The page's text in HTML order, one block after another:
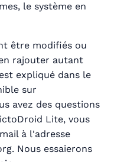
le système en
être modifiés ou
rajouter autant
expliqué dans le
sur
avez des questions
Lite, vous
à l'adresse
Nous essaierons